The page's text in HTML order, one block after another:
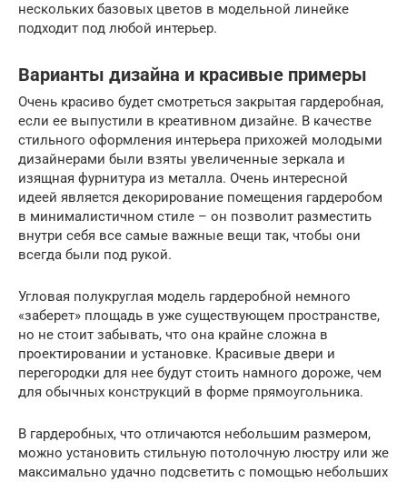
нескольких базовых цветов в модельной линейке
подходит под любой интерьер.
Варианты дизайна и красивые примеры
Очень красиво будет смотреться закрытая гардеробная,
если ее выпустили в креативном дизайне. В качестве
стильного оформления интерьера прихожей молодыми
дизайнерами были взяты увеличенные зеркала и
изящная фурнитура из металла. Очень интересной
идеей является декорирование помещения гардеробом
в минималистичном стиле – он позволит разместить
внутри себя все самые важные вещи так, чтобы они
всегда были под рукой.
Угловая полукруглая модель гардеробной немного
«заберет» площадь в уже существующем пространстве,
но не стоит забывать, что она крайне сложна в
проектировании и установке. Красивые двери и
перегородки для нее будут стоить намного дороже, чем
для обычных конструкций в форме прямоугольника.
В гардеробных, что отличаются небольшим размером,
можно установить стильную потолочную люстру или же
максимально удачно подсветить с помощью небольших